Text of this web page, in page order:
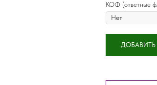
КОФ (ответные